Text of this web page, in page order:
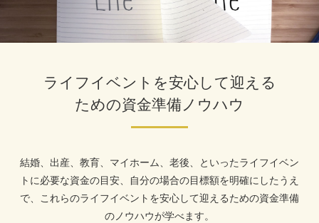
ライフイベントを安心して迎える
ための資金準備ノウハウ
結婚、出産、教育、マイホーム、老後、といったライフイベン
トに必要な資金の目安、自分の場合の目標額を明確にしたうえ
で、これらのライフイベントを安心して迎えるための資金準備
のノウハウが学べます。